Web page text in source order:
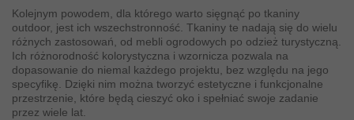
Kolejnym powodem, dla którego warto sięgnąć po tkaniny
outdoor, jest ich wszechstronność. Tkaniny te nadają się do wielu
różnych zastosowań, od mebli ogrodowych po odzież turystyczną.
Ich różnorodność kolorystyczna i wzornicza pozwala na
dopasowanie do niemal każdego projektu, bez względu na jego
specyfikę. Dzięki nim można tworzyć estetyczne i funkcjonalne
przestrzenie, które będą cieszyć oko i spełniać swoje zadanie
przez wiele lat.